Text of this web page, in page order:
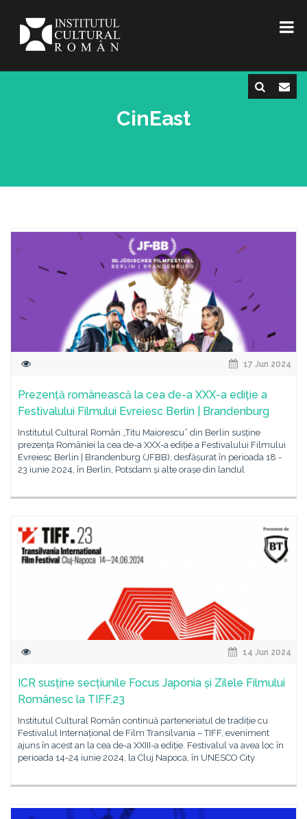
CinEast
17 Jun 2024
Prezență românească la cea de-a XXX-a ediție a
Festivalului Filmului Evreiesc Berlin | Brandenburg
Institutul Cultural Român „Titu Maiorescu” din Berlin susține
prezența României la cea de-a XXX-a ediție a Festivalului Filmului
Evreiesc Berlin | Brandenburg (JFBB), desfășurat în perioada 18 -
23 iunie 2024, în Berlin, Potsdam și alte orașe din landul
14 Jun 2024
ICR susține secțiunile Focus Japonia și Zilele Filmului
Românesc la TIFF.23
Institutul Cultural Român continuă parteneriatul de tradiție cu
Festivalul Internațional de Film Transilvania – TIFF, eveniment
ajuns în acest an la cea de-a XXIII-a ediție. Festivalul va avea loc în
perioada 14-24 iunie 2024, la Cluj Napoca, în UNESCO City